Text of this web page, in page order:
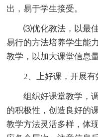
出，易于学生接受。
⑶优化教法，以最
易行的方法培养学生能
教学，以加大课堂信息
2、上好课，开展有
组织好课堂教学，
的积极性，创造良好的
教学方法灵活多样，体